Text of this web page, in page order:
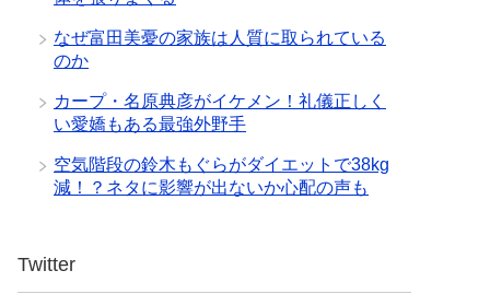
なぜ富田美憂の家族は人質に取られている
のか
カープ・名原典彦がイケメン！礼儀正しく
い愛嬌もある最強外野手
空気階段の鈴木もぐらがダイエットで38kg
減！？ネタに影響が出ないか心配の声も
Twitter